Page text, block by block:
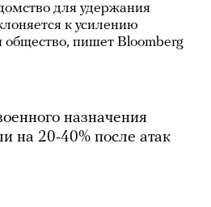
для удержания
к усилению
общество, пишет Bloomberg
назначения
на 20-40% после атак